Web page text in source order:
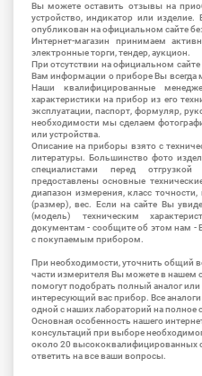
Вы можете оставить отзывы на
устройство, индикатор или
опубликован на официальном сайте
Интернет-магазин принимаем
электронные торги, тендер, аукцион.
При отсутствии на официальном
Вам информации о приборе Вы
Наши квалифицированные
характеристики на прибор из его
эксплуатации, паспорт, формуляр,
необходимости мы сделаем
или устройства.
Описание на приборы взято с
литературы. Большинство фото
специалистами перед
предоставлены основные
диапазон измерения, класс
(размер), вес. Если на сайте Вы
(модель) техническим
документам - сообщите об этом нам -
с покупаемым прибором.
При необходимости, уточнить общий
части измерителя Вы можете в нашем
помогут подобрать полный аналог
интересующий вас прибор. Все
одной с наших лабораторий на
Основная особенность нашего
консультаций при выборе
около 20 высококвалифицированных
ответить на все ваши вопросы.